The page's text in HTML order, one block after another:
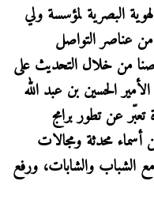
البصرية لمؤسسة ولي
عناصر التواصل
من خلال التحديث على
الحسين بن عبد الله
تعبّر عن تطور برامج
محدثة ومجالات
الشباب والشابات، ورفع